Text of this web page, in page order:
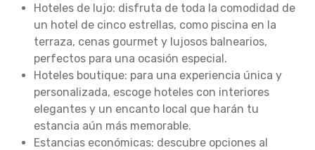
Hoteles de lujo: disfruta de toda la comodidad de
un hotel de cinco estrellas, como piscina en la
terraza, cenas gourmet y lujosos balnearios,
perfectos para una ocasión especial.
Hoteles boutique: para una experiencia única y
personalizada, escoge hoteles con interiores
elegantes y un encanto local que harán tu
estancia aún más memorable.
Estancias económicas: descubre opciones al